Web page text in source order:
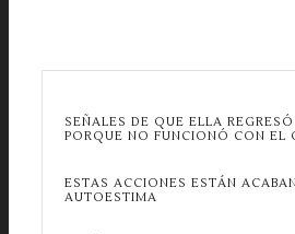
SEÑALES DE QUE ELLA
PORQUE NO FUNCIONÓ CON EL
ESTAS ACCIONES ESTÁN
AUTOESTIMA